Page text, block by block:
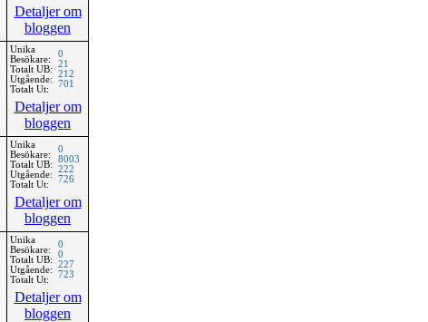
Detaljer om
bloggen
Unika
Besökare:
Totalt UB:
Utgående:
Totalt Ut:
0
21
212
701
Detaljer om
bloggen
Unika
Besökare:
Totalt UB:
Utgående:
Totalt Ut:
0
8003
222
726
Detaljer om
bloggen
Unika
Besökare:
Totalt UB:
Utgående:
Totalt Ut:
0
0
227
723
Detaljer om
bloggen